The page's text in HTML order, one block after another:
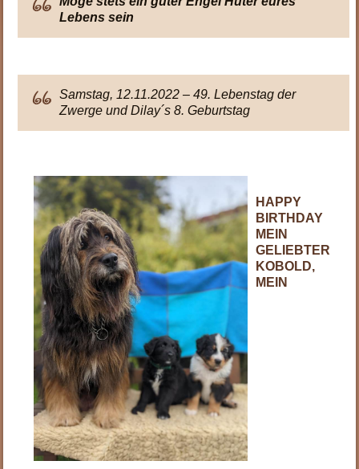
Lebens sein
Samstag, 12.11.2022 – 49. Lebenstag der
Zwerge und Dilay´s 8. Geburtstag
HAPPY
BIRTHDAY
MEIN
GELIEBTER
KOBOLD,
MEIN